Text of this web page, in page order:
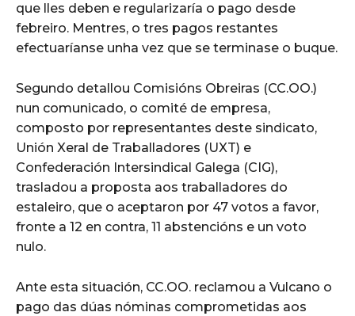
que lles deben e regularizaría o pago desde
febreiro. Mentres, o tres pagos restantes
efectuaríanse unha vez que se terminase o buque.
Segundo detallou Comisións Obreiras (CC.OO.)
nun comunicado, o comité de empresa,
composto por representantes deste sindicato,
Unión Xeral de Traballadores (UXT) e
Confederación Intersindical Galega (CIG),
trasladou a proposta aos traballadores do
estaleiro, que o aceptaron por 47 votos a favor,
fronte a 12 en contra, 11 abstencións e un voto
nulo.
Ante esta situación, CC.OO. reclamou a Vulcano o
pago das dúas nóminas comprometidas aos